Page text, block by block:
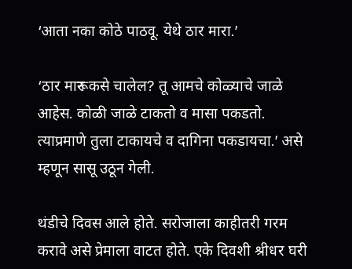
‘आता नका कोठे पाठवू. येथे ठार मारा.’
‘ठार मारून कसे चालेल? तू आमचे कोळ्याचे जाळे
आहेस. कोळी जाळे टाकतो व मासा पकडतो.
त्याप्रमाणे तुला टाकायचे व दागिना पकडायचा.’ असे
म्हणून सासू उठून गेली.
थंडीचे दिवस आले होते. सरोजाला काहीतरी गरम
करावे असे प्रेमाला वाटत होते. एके दिवशी श्रीधर घरी